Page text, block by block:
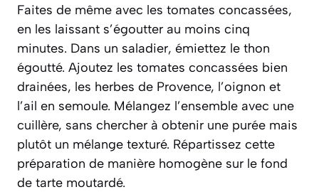
Faites de même avec les tomates concassées,
en les laissant s’égoutter au moins cinq
minutes. Dans un saladier, émiettez le thon
égoutté. Ajoutez les tomates concassées bien
drainées, les herbes de Provence, l’oignon et
l’ail en semoule. Mélangez l’ensemble avec une
cuillère, sans chercher à obtenir une purée mais
plutôt un mélange texturé. Répartissez cette
préparation de manière homogène sur le fond
de tarte moutardé.